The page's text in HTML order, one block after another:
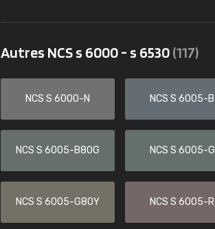
Autres NCS s 6000 - s 6530(117)
NCS S 6000-N NCS S 6005-B
NCS S 6005-B80G NCS S 6005-G
NCS S 6005-G80Y NCS S 6005-R